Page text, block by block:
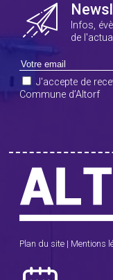
Infos,
de
J'accepte de
Commune d’Altorf
Plan du site | Mentions